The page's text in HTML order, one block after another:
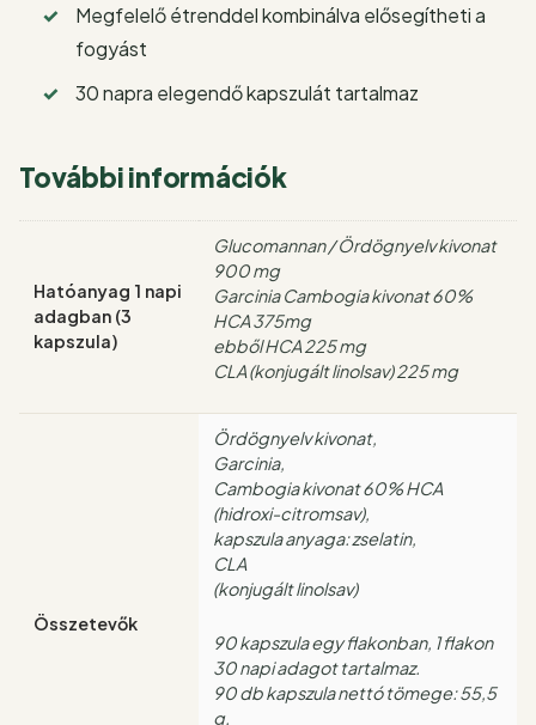
Megfelelő étrenddel kombinálva elősegítheti a
fogyást
30 napra elegendő kapszulát tartalmaz
További információk
Hatóanyag 1 napi
adagban (3
kapszula)
Glucomannan / Ördögnyelv kivonat
900 mg
Garcinia Cambogia kivonat 60%
HCA 375mg
ebből HCA 225 mg
CLA (konjugált linolsav) 225 mg
Összetevők
Ördögnyelv kivonat,
Garcinia,
Cambogia kivonat 60% HCA
(hidroxi-citromsav),
kapszula anyaga: zselatin,
CLA
(konjugált linolsav)
90 kapszula egy flakonban, 1 flakon
30 napi adagot tartalmaz.
90 db kapszula nettó tömege: 55,5
g.